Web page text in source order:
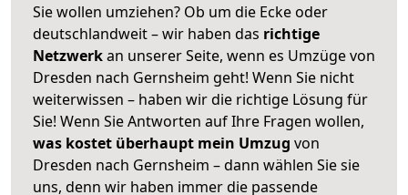
Sie wollen umziehen? Ob um die Ecke oder
deutschlandweit – wir haben das richtige
Netzwerkan unserer Seite, wenn es Umzüge von
Dresden nach Gernsheim geht! Wenn Sie nicht
weiterwissen – haben wir die richtige Lösung für
Sie! Wenn Sie Antworten auf Ihre Fragen wollen,
was kostet überhaupt mein Umzug von
Dresden nach Gernsheim – dann wählen Sie sie
uns, denn wir haben immer die passende